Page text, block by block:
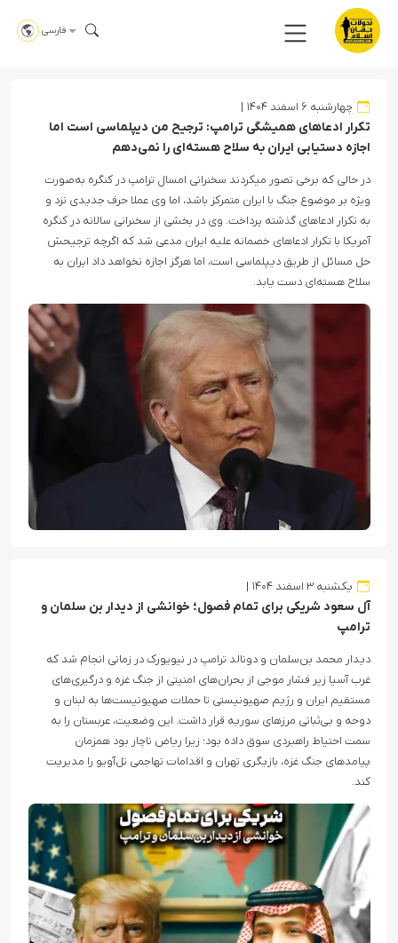
فارسی
چهارشنبه ۶ اسفند ۱۴۰۴
تکرار ادعاهای همیشگی ترامپ: ترجیح من دیپلماسی است اما
اجازه دستیابی ایران به سلاح هسته‌ای را نمی‌دهم
در حالی که برخی تصور میکردند سخنرانی امسال ترامپ در کنگره به‌صورت
ویژه بر موضوع جنگ با ایران متمرکز باشد، اما وی عملا حرف جدیدی نزد و
به تکرار ادعاهای گذشته پرداخت. وی در بخشی از سخنرانی سالانه در کنگره
آمریکا با تکرار ادعاهای خصمانه علیه ایران مدعی شد که اگرچه ترجیحش
حل مسائل از طریق دیپلماسی است، اما هرگز اجازه نخواهد داد ایران به
سلاح هسته‌ای دست یابد.
یکشنبه ۳ اسفند ۱۴۰۴
آل سعود شریکی برای تمام فصول؛ خوانشی از دیدار بن سلمان و
ترامپ
دیدار محمد بن‌سلمان و دونالد ترامپ در نیویورک در زمانی انجام شد که
غرب آسیا زیر فشار موجی از بحران‌های امنیتی از جنگ غزه و درگیری‌های
مستقیم ایران و رژیم صهیونیستی تا حملات صهیونیست‌ها به لبنان و
دوحه و بی‌ثباتی مرزهای سوریه قرار داشت. این وضعیت، عربستان را به
سمت احتیاط راهبردی سوق داده بود؛ زیرا ریاض ناچار بود همزمان
پیامدهای جنگ غزه، بازیگری تهران و اقدامات تهاجمی تل‌آویو را مدیریت
کند.